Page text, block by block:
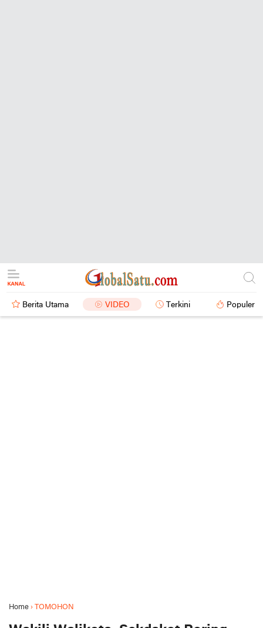
Berita Utama VIDEO Terkini Populer
Home › TOMOHON